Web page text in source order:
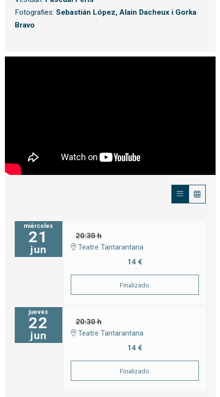
Fotografies: Sebastián López, Alain Dacheux i Gorka
Bravo
miércoles
21
jun
20:30 h
Teatre Tantarantana
14 €
Finalizado
jueves
22
jun
20:30 h
Teatre Tantarantana
14 €
Finalizado